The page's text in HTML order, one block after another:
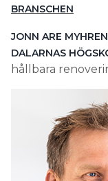
BRANSCHEN
JONN ARE
DALARNAS
hållbara